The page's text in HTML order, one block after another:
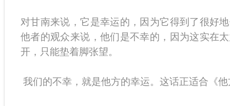
对甘南来说，它是幸运的，因为它得到了很好
他者的观众来说，他们是不幸的，因为这实在
开，只能垫着脚张望。
我们的不幸，就是他方的幸运。这话正适合《